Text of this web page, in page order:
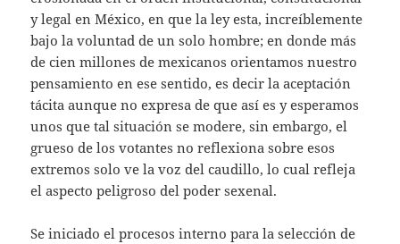
y legal en México, en que la ley esta, increíblemente
bajo la voluntad de un solo hombre; en donde más
de cien millones de mexicanos orientamos nuestro
pensamiento en ese sentido, es decir la aceptación
tácita aunque no expresa de que así es y esperamos
unos que tal situación se modere, sin embargo, el
grueso de los votantes no reflexiona sobre esos
extremos solo ve la voz del caudillo, lo cual refleja
el aspecto peligroso del poder sexenal.
Se iniciado el procesos interno para la selección de